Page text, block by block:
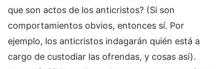
que son actos de los anticristos? (Si son
comportamientos obvios, entonces sí. Por
ejemplo, los anticristos indagarán quién está a
cargo de custodiar las ofrendas, y cosas así).